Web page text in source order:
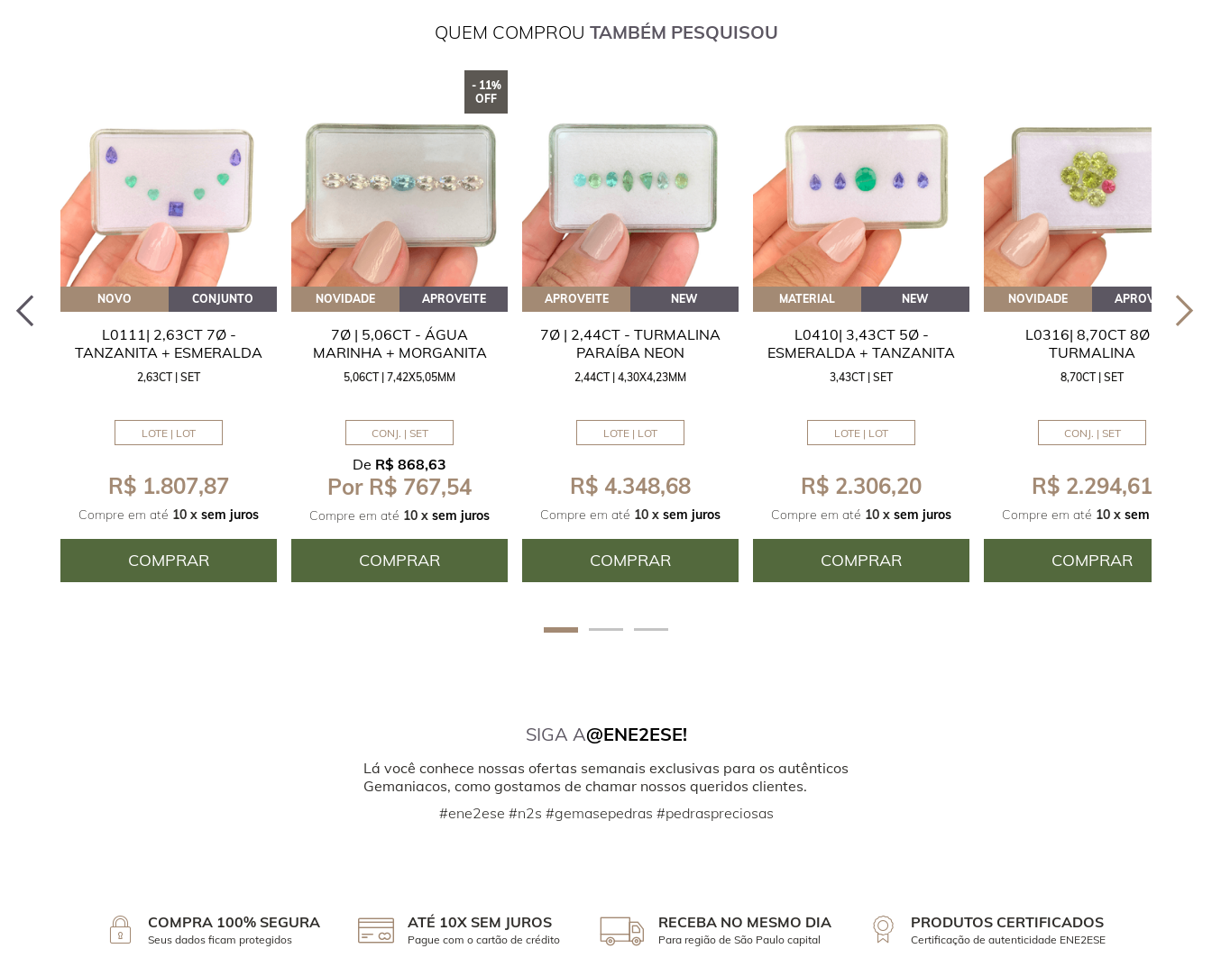
QUEM COMPROU TAMBÉM PESQUISOU
NOVO CONJUNTO
L0111| 2,63CT 7Ø -
TANZANITA + ESMERALDA
2,63CT | SET
LOTE | LOT
R$ 1.807,87
Compre em até 10 x sem juros
COMPRAR
- 11%
OFF
NOVIDADE APROVEITE
7Ø | 5,06CT - ÁGUA
MARINHA + MORGANITA
5,06CT | 7,42X5,05MM
CONJ. | SET
De R$ 868,63
Por R$ 767,54
Compre em até 10 x sem juros
COMPRAR
APROVEITE NEW
7Ø | 2,44CT - TURMALINA
PARAÍBA NEON
2,44CT | 4,30X4,23MM
LOTE | LOT
R$ 4.348,68
Compre em até 10 x sem juros
COMPRAR
MATERIAL NEW
L0410| 3,43CT 5Ø -
ESMERALDA + TANZANITA
3,43CT | SET
LOTE | LOT
R$ 2.306,20
Compre em até 10 x sem juros
COMPRAR
NOVIDADE APROVEITE
L0316| 8,70CT 8Ø -
TURMALINA
8,70CT | SET
CONJ. | SET
R$ 2.294,61
Compre em até 10 x sem juros
COMPRAR
SIGA A@ENE2ESE!
Lá você conhece nossas ofertas semanais exclusivas para os autênticos
Gemaniacos, como gostamos de chamar nossos queridos clientes.
#ene2ese #n2s #gemasepedras #pedraspreciosas
COMPRA 100% SEGURA
Seus dados ficam protegidos
ATÉ 10X SEM JUROS
Pague com o cartão de crédito
RECEBA NO MESMO DIA
Para região de São Paulo capital
PRODUTOS CERTIFICADOS
Certificação de autenticidade ENE2ESE